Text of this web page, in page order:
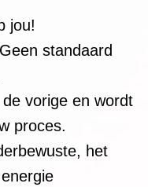
jou!
standaard
vorige en wordt
proces.
het